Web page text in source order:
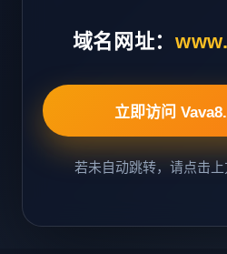
域名网址：
立即访问
若未自动跳转，请点击上